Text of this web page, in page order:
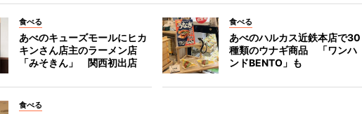
食べる
あべのキューズモールにヒカ
キンさん店主のラーメン店
「みそきん」 関西初出店
食べる
あべのハルカス近鉄本店で30
種類のウナギ商品 「ワンハ
ンドBENTO」も
食べる